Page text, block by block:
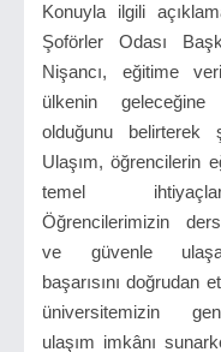
Konuyla ilgili
Şoförler Odası
Nişancı, eğitime
ülkenin geleceğine
olduğunu belirterek
Ulaşım, öğrencilerin
temel
Öğrencilerimizin
ve güvenle
başarısını doğrudan
üniversitemizin
ulaşım imkânı